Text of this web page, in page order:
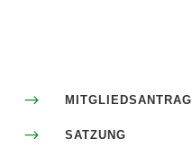
$ MITGLIEDSANTRAG
$ SATZUNG